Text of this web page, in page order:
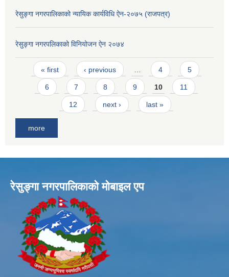
रेसुङ्गा नगरपालिकाको न्यायिक कार्यविधि ऐन-२०७५ (राजपत्र)
रेसुङ्गा नगरपलिकाको विनियोजन ऐन २०७४
Pages
« first ‹ previous 4 5
6 7 8 9 10 11
12 next › last »
more
रेसुङ्गा नगरपालिकाकाे माेबाइल एप